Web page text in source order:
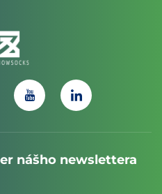
nášho newslettera